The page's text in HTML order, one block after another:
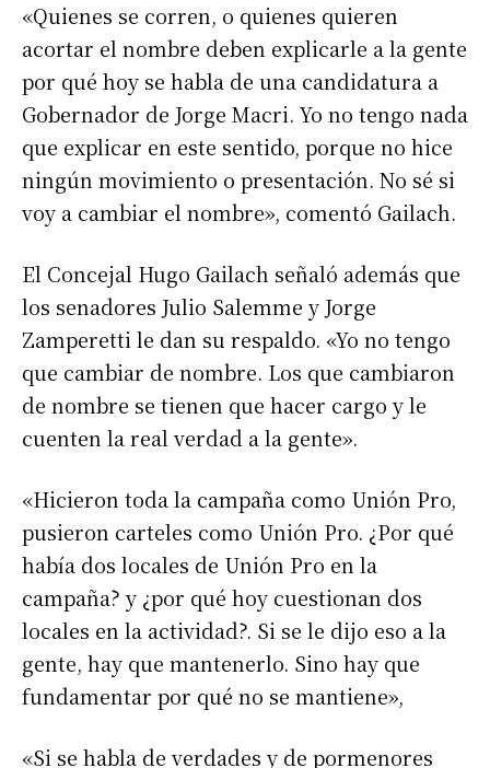
Suscribirme gratis
Dirección de correo electrónico*
Nombre
«Quienes se corren, o quienes quieren
acortar el nombre deben explicarle a la gente
por qué hoy se habla de una candidatura a
Gobernador de Jorge Macri. Yo no tengo nada
que explicar en este sentido, porque no hice
ningún movimiento o presentación. No sé si
voy a cambiar el nombre», comentó Gailach.
El Concejal Hugo Gailach señaló además que
los senadores Julio Salemme y Jorge
Zamperetti le dan su respaldo. «Yo no tengo
que cambiar de nombre. Los que cambiaron
de nombre se tienen que hacer cargo y le
cuenten la real verdad a la gente».
«Hicieron toda la campaña como Unión Pro,
pusieron carteles como Unión Pro. ¿Por qué
había dos locales de Unión Pro en la
campaña? y ¿por qué hoy cuestionan dos
locales en la actividad?. Si se le dijo eso a la
gente, hay que mantenerlo. Sino hay que
fundamentar por qué no se mantiene»,
«Si se habla de verdades y de pormenores